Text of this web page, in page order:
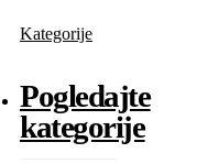
Kategorije
Pogledajte
kategorije